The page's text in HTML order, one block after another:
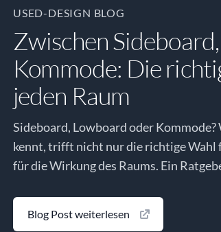
USED-DESIGN BLOG
Zwischen
Kommode: Die
jeden Raum
Sideboard, Lowboard oder
kennt, trifft nicht nur die richtige Wahl
für die Wirkung des Raums. Ein
Blog Post weiterlesen